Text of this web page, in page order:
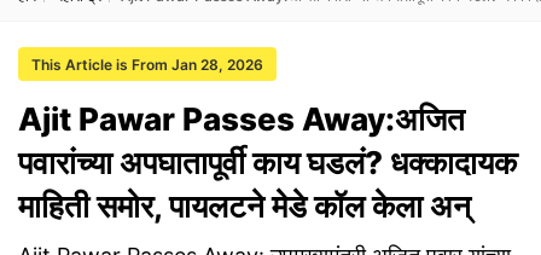
This Article is From Jan 28, 2026
Ajit Pawar Passes Away:अजित
पवारांच्या अपघातापूर्वी काय घडलं? धक्कादायक
माहिती समोर, पायलटने मेडे कॉल केला अन्